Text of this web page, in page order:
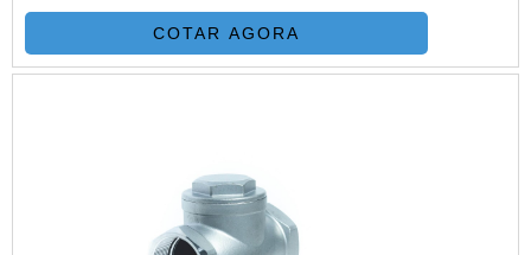
RTJ MATERIAIS: AÇO FORJADO & FUNDIDO –
AÇO INOXIDÁVEL – DUPLEX & SUPER
DUPLEX – ALUMÍNIO/BRONZE/NÍQUEL –
COTAR AGORA